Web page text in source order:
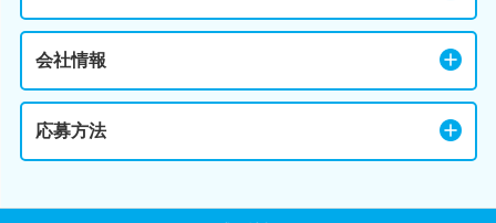
会社情報
応募方法